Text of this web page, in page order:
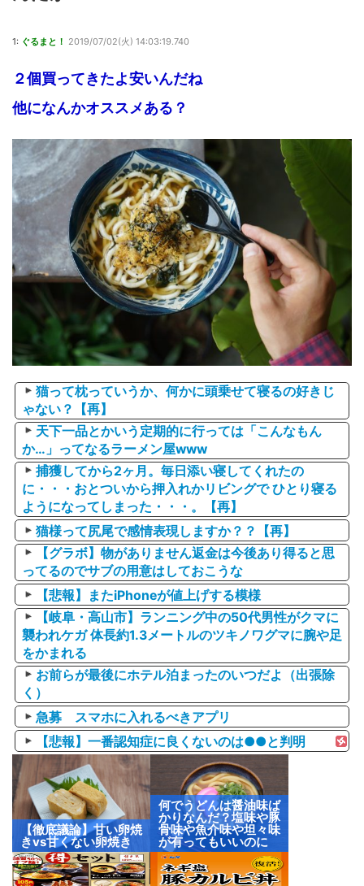
1: ぐるまと！ 2019/07/02(火) 14:03:19.740
２個買ってきたよ安いんだね
他になんかオススメある？
猫って枕っていうか、何かに頭乗せて寝るの好きじ
ゃない？【再】
天下一品とかいう定期的に行っては「こんなもん
か…」ってなるラーメン屋www
捕獲してから2ヶ月。毎日添い寝してくれたの
に・・・おとついから押入れかリビングで ひとり寝る
ようになってしまった・・・。【再】
猫様って尻尾で感情表現しますか？？【再】
【グラボ】物がありません返金は今後あり得ると思
ってるのでサブの用意はしておこうな
【悲報】またiPhoneが値上げする模様
【岐阜・高山市】ランニング中の50代男性がクマに
襲われケガ 体長約1.3メートルのツキノワグマに腕や足
をかまれる
お前らが最後にホテル泊まったのいつだよ（出張除
く）
急募 スマホに入れるべきアプリ
【悲報】一番認知症に良くないのは●●と判明
【徹底議論】甘い卵焼
きvs甘くない卵焼き
何でうどんは醤油味ば
かりなんだ？塩味や豚
骨味や魚介味や坦々味
が有ってもいいのに